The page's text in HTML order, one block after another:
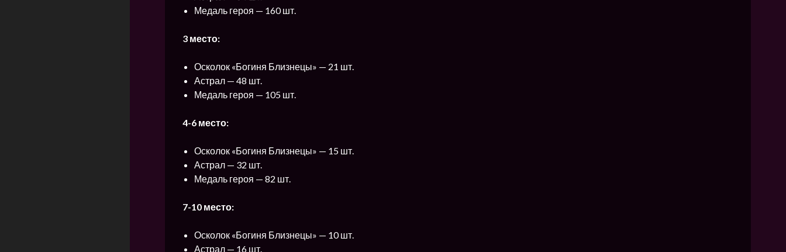
Медаль героя — 160 шт.
3 место:
Осколок «Богиня Близнецы» — 21 шт.
Астрал — 48 шт.
Медаль героя — 105 шт.
4-6 место:
Осколок «Богиня Близнецы» — 15 шт.
Астрал — 32 шт.
Медаль героя — 82 шт.
7-10 место:
Осколок «Богиня Близнецы» — 10 шт.
Астрал — 16 шт.